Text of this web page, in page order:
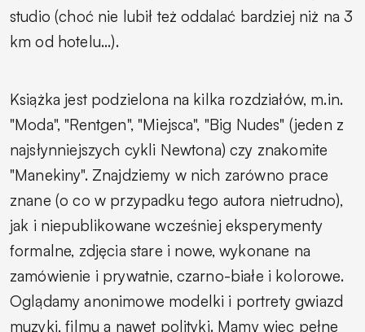
studio (choć nie lubił też oddalać bardziej niż na 3
km od hotelu...).
Książka jest podzielona na kilka rozdziałów, m.in.
"Moda", "Rentgen", "Miejsca", "Big Nudes" (jeden z
najsłynniejszych cykli Newtona) czy znakomite
"Manekiny". Znajdziemy w nich zarówno prace
znane (o co w przypadku tego autora nietrudno),
jak i niepublikowane wcześniej eksperymenty
formalne, zdjęcia stare i nowe, wykonane na
zamówienie i prywatnie, czarno-białe i kolorowe.
Oglądamy anonimowe modelki i portrety gwiazd
muzyki, filmu a nawet polityki. Mamy więc pełne